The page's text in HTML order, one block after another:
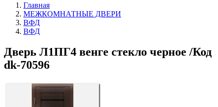
Главная
МЕЖКОМНАТНЫЕ ДВЕРИ
ВФД
ВФД
Дверь Л1ПГ4 венге стекло черное /Код
dk-70596